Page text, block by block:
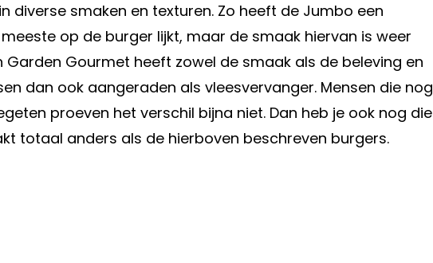
diverse smaken en texturen. Zo heeft de Jumbo een
op de burger lijkt, maar de smaak hiervan is weer
Gourmet heeft zowel de smaak als de beleving en
dan ook aangeraden als vleesvervanger. Mensen die nog
proeven het verschil bijna niet. Dan heb je ook nog die
totaal anders als de hierboven beschreven burgers.